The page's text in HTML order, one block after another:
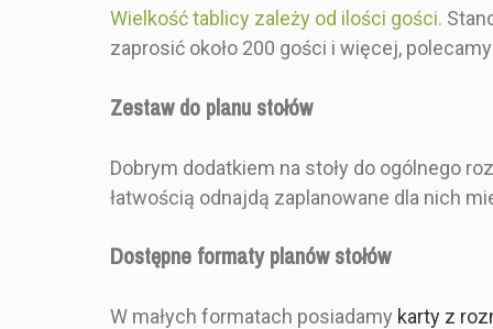
Wielkość tablicy zależy od ilości gości.
zaprosić około 200 gości i więcej,
Zestaw do planu stołów
Dobrym dodatkiem na stoły do ogólnego
łatwością odnajdą zaplanowane dla nich
Dostępne formaty planów stołów
W małych formatach posiadamy karty z
Kształt
Zestaw Zawiera
Rodzaj Składania
OPIS
pod